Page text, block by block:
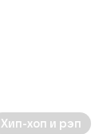
Хип-хоп и рэп